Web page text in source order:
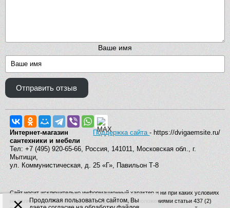
Ваше имя
Отправить отзыв
Поддержка сайта- https://dvigaemsite.ru/
Интернет-магазин
сантехники и мебели
Тел: +7 (495) 920-65-66, Россия, 141011, Московская обл., г.
Мытищи,
ул. Коммунистическая, д. 25 «Г», Павильон Т-8
Сайт носит исключительно информационный характер и ни при каких условиях
не является публичной офертой, определяемой положениями статьи 437 (2)
×
Продолжая пользоваться сайтом, Вы